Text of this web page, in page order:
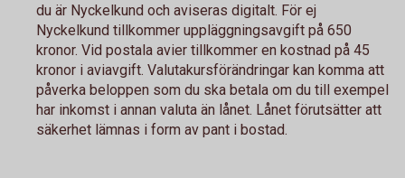
du är Nyckelkund och aviseras digitalt. För ej
Nyckelkund tillkommer uppläggningsavgift på 650
kronor. Vid postala avier tillkommer en kostnad på 45
kronor i aviavgift. Valutakursförändringar kan komma att
påverka beloppen som du ska betala om du till exempel
har inkomst i annan valuta än lånet. Lånet förutsätter att
säkerhet lämnas i form av pant i bostad.